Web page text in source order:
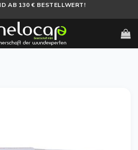
AB 130 € BESTELLWERT!